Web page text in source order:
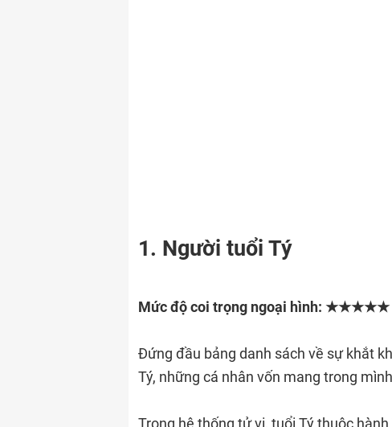
1. Người tuổi Tý
Mức độ coi trọng ngoại hình: ★★★★★
Đứng đầu bảng danh sách về sự khắt
Tý, những cá nhân vốn mang trong
Trong hệ thống tử vi, tuổi Tý thuộc